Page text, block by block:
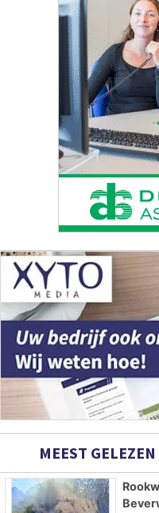
MEEST GELEZEN